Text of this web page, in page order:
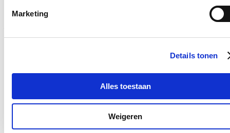
Marketing
Details tonen
Alles toestaan
Weigeren
coronacrisis nog niet helemaal en anderzijds vragen we hen om
toekomstgericht aan de slag te gaan met het Vlaamse beleid. Ik ben
onderhandeld hebben, op maat en met aandacht voor hun zorgen
E-mailadres
Postcode